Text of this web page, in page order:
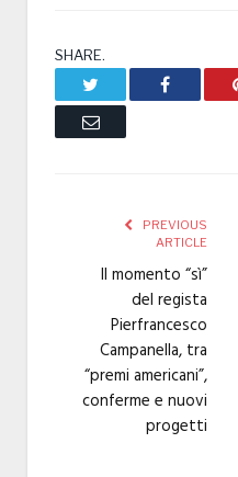
SHARE.
Facebook
Email
PREVIOUS
ARTICLE
Il momento “sì”
del regista
Pierfrancesco
Campanella, tra
“premi americani”,
conferme e nuovi
progetti